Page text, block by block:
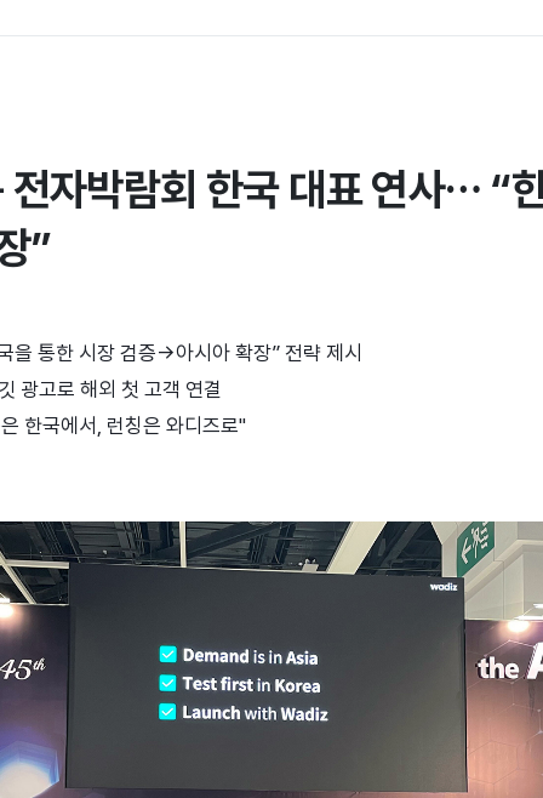
전자박람회 한국 대표 연사… “
”
을 통한 시장 검증→아시아 확장” 전략 제시
광고로 해외 첫 고객 연결
한국에서, 런칭은 와디즈로"